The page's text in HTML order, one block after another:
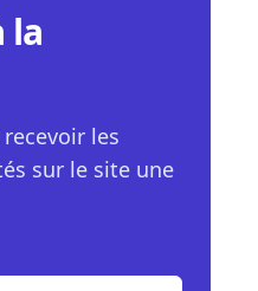
la
les
sur le site une